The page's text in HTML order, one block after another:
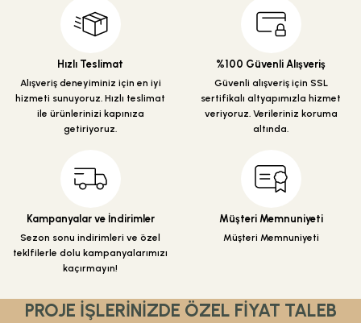
Ürün resmi kalitesiz, bozuk veya görüntülenemiyor.
Ürün açıklamasında eksik bilgiler bulunuyor.
Ürün fiyatı diğer sitelerden daha pahalı.
Bu ürüne benzer farklı alternatifler olmalı.
Hızlı Teslimat
Alışveriş deneyiminiz için en iyi
hizmeti sunuyoruz. Hızlı teslimat
ile ürünlerinizi kapınıza
getiriyoruz.
%100 Güvenli Alışveriş
Güvenli alışveriş için SSL
sertifikalı altyapımızla hizmet
veriyoruz. Verileriniz koruma
altında.
Kampanyalar ve İndirimler
Sezon sonu indirimleri ve özel
teklfilerle dolu kampanyalarımızı
kaçırmayın!
Müşteri Memnuniyeti
Müşteri Memnuniyeti
PROJE İŞLERİNİZDE ÖZEL FİYAT TALEB